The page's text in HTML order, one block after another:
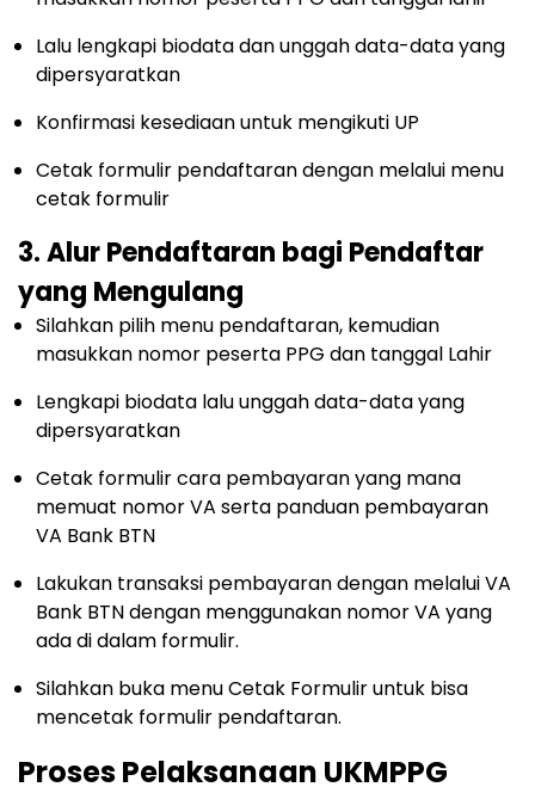
Lalu lengkapi biodata dan unggah data-data yang
dipersyaratkan
Konfirmasi kesediaan untuk mengikuti UP
Cetak formulir pendaftaran dengan melalui menu
cetak formulir
3. Alur Pendaftaran bagi Pendaftar
yang Mengulang
Silahkan pilih menu pendaftaran, kemudian
masukkan nomor peserta PPG dan tanggal Lahir
Lengkapi biodata lalu unggah data-data yang
dipersyaratkan
Cetak formulir cara pembayaran yang mana
memuat nomor VA serta panduan pembayaran
VA Bank BTN
Lakukan transaksi pembayaran dengan melalui VA
Bank BTN dengan menggunakan nomor VA yang
ada di dalam formulir.
Silahkan buka menu Cetak Formulir untuk bisa
mencetak formulir pendaftaran.
Proses Pelaksanaan UKMPPG